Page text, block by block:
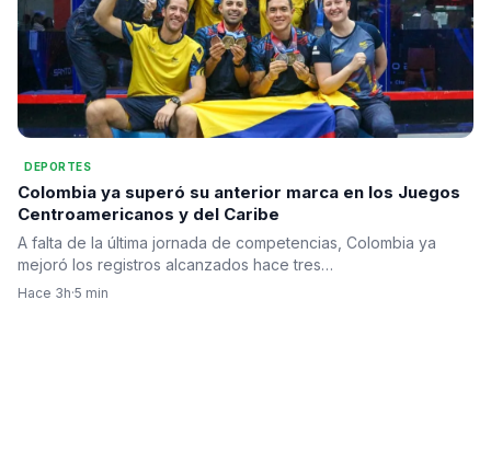
DEPORTES
Colombia ya superó su anterior marca en los Juegos
Centroamericanos y del Caribe
A falta de la última jornada de competencias, Colombia ya
mejoró los registros alcanzados hace tres…
Hace 3h·5 min